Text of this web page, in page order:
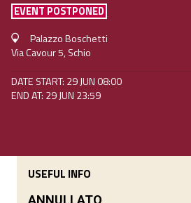
EVENT POSTPONED
Palazzo Boschetti
Via Cavour 5, Schio
DATE START: 29 JUN 08:00
END AT: 29 JUN 23:59
USEFUL INFO
ANNULLATO